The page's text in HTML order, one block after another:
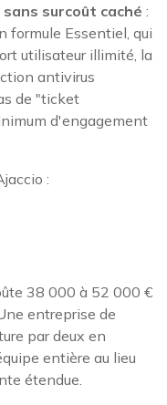
surcoût caché :
formule Essentiel, qui
utilisateur illimité, la
antivirus
de "ticket
d'engagement
:
38 000 à 52 000 €
entreprise de
par deux en
entière au lieu
étendue.